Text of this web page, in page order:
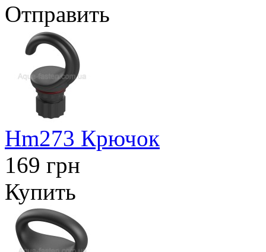
Отправить
Hm273 Крючок
169 грн
Купить